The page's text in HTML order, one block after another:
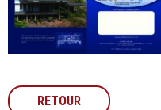
RETOUR